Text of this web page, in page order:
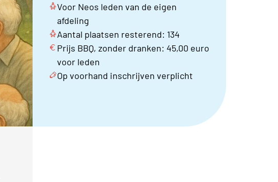
Voor Neos leden van de eigen
afdeling
Aantal plaatsen resterend: 134
Prijs BBQ, zonder dranken: 45,00 euro
voor leden
Op voorhand inschrijven verplicht